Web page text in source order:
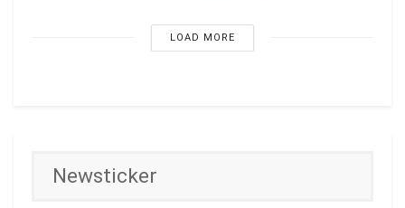
LOAD MORE
Newsticker